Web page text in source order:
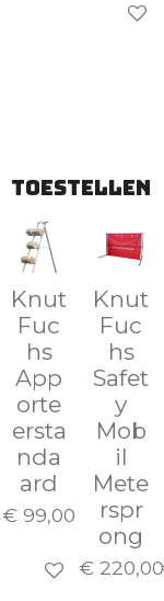
In
TOESTELLEN
Knut
Fuc
hs
App
orte
ersta
nda
ard
€ 99,00
In
Knut
Fuc
hs
Safet
y
Mob
il
Mete
rspr
ong
€ 220,00